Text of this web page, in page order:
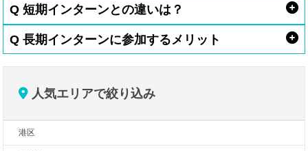
Q 短期インターンとの違いは？
Q 長期インターンに参加するメリット
人気エリアで絞り込み
港区